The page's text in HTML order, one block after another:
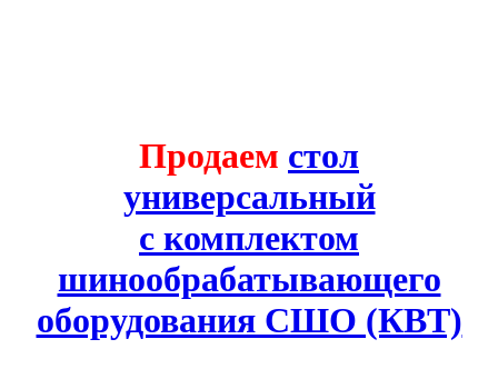
Продаем стол
универсальный
с комплектом
шинообрабатывающего
оборудования СШО (КВТ)